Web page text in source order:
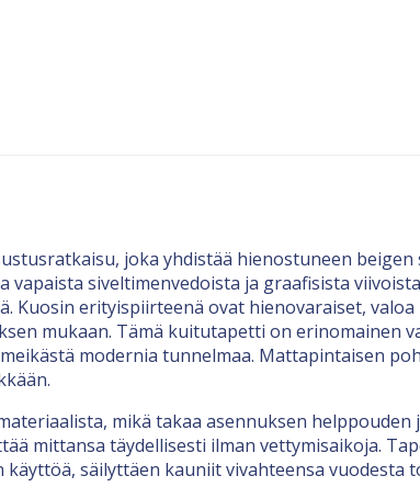
joka yhdistää hienostuneen
siveltimenvedoista ja graafisista
Kuosin erityispiirteenä ovat hienovaraiset,
mukaan. Tämä kuitutapetti on erinomainen
modernia tunnelmaa. Mattapintaisen
mikä takaa asennuksen
mittansa täydellisesti ilman vettymisaikoja.
säilyttäen kauniit vivahteensa vuodesta